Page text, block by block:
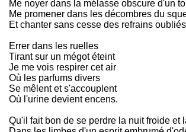
Me noyer dans la mélasse obscure d'un
Me promener dans les décombres du
Et chanter sans cesse des refrains
Errer dans les ruelles
Tirant sur un mégot éteint
Je me vois respirer cet air
Où les parfums divers
Se mêlent et s'accouplent
Où l'urine devient encens.
Qu'il fait bon de se perdre la nuit froide et